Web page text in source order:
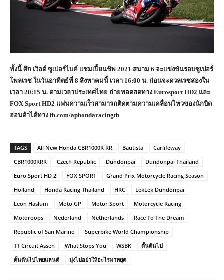
ทั้งนี้ ศึก เวิลด์ ซูเปอร์ไบค์ แชมเปี้ยนชิพ 2021 สนาม 6 จะแข่งขันรอบซูเปอร์
โพลเรซ ในวันอาทิตย์ที่ 8 สิงหาคมนี้ เวลา 16:00 น. ก่อนจะดวลเรซสองใน
เวลา 20:15 น. ตามเวลาประเทศไทย ถ่ายทอดสดทาง Eurosport HD2 และ
FOX Sport HD2 แฟนความเร็วสามารถติดตามความเคลื่อนไหวของนักบิด
ฮอนด้าได้ทาง fb.com/aphondaracingth
TAGS All New Honda CBR1000R RR Bautista
Carlifeway
CBR1000RRR
Czech Republic Dundonpai
Dundonpai Thailand
Euro Sport HD 2
FOX SPORT
Grand Prix Motorcycle Racing Season
Holland
Honda Racing Thailand HRC
LekLek Dundonpai
Leon Haslum
Moto GP Motor Sport
Motorcycle Racing
Motoroops
Nederland Netherlands
Race To The Dream
Republic of San Marino
Superbike World Championship
TT Circuit Assen
What Stops You WSBK
ดั้นด้นไป
ดั้นด้นไปไทยแลนด์
มุ่งไปอย่าให้อะไรมาหยุด